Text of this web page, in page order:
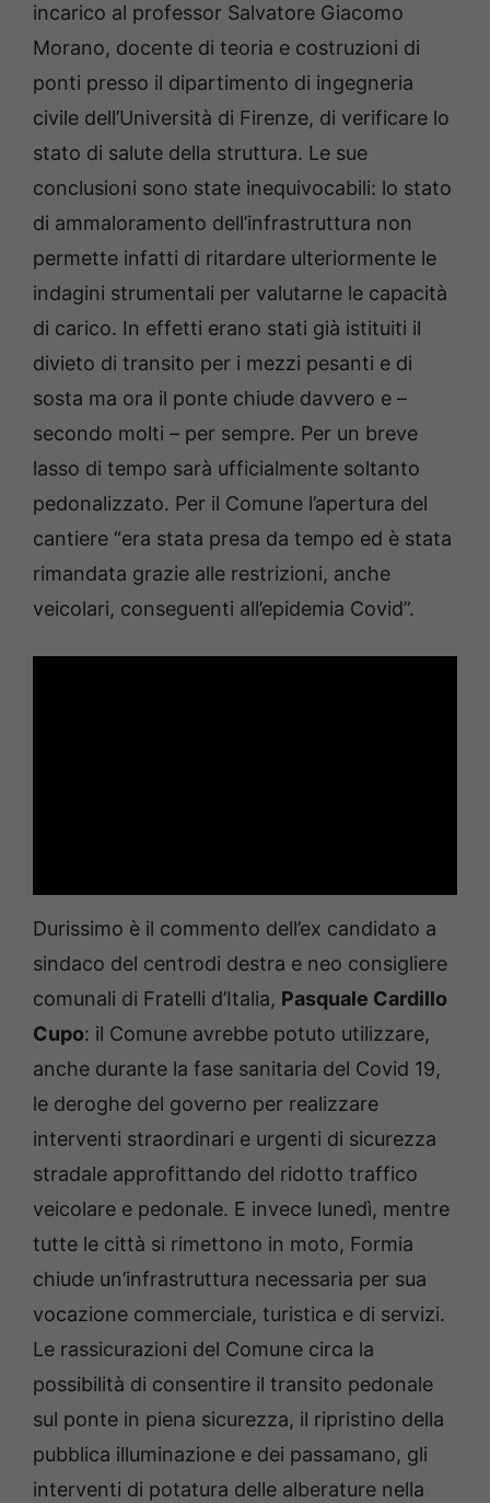
incarico al professor Salvatore Giacomo
Morano, docente di teoria e costruzioni di
ponti presso il dipartimento di ingegneria
civile dell’Università di Firenze, di verificare lo
stato di salute della struttura. Le sue
conclusioni sono state inequivocabili: lo stato
di ammaloramento dell’infrastruttura non
permette infatti di ritardare ulteriormente le
indagini strumentali per valutarne le capacità
di carico. In effetti erano stati già istituiti il
divieto di transito per i mezzi pesanti e di
sosta ma ora il ponte chiude davvero e –
secondo molti – per sempre. Per un breve
lasso di tempo sarà ufficialmente soltanto
pedonalizzato. Per il Comune l’apertura del
cantiere “era stata presa da tempo ed è stata
rimandata grazie alle restrizioni, anche
veicolari, conseguenti all’epidemia Covid”.
Durissimo è il commento dell’ex candidato a
sindaco del centrodi destra e neo consigliere
comunali di Fratelli d’Italia, Pasquale Cardillo
Cupo: il Comune avrebbe potuto utilizzare,
anche durante la fase sanitaria del Covid 19,
le deroghe del governo per realizzare
interventi straordinari e urgenti di sicurezza
stradale approfittando del ridotto traffico
veicolare e pedonale. E invece lunedì, mentre
tutte le città si rimettono in moto, Formia
chiude un’infrastruttura necessaria per sua
vocazione commerciale, turistica e di servizi.
Le rassicurazioni del Comune circa la
possibilità di consentire il transito pedonale
sul ponte in piena sicurezza, il ripristino della
pubblica illuminazione e dei passamano, gli
interventi di potatura delle alberature nella